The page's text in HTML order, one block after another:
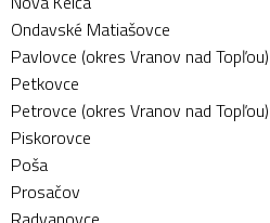
Ondavské Matiašovce
Pavlovce (okres Vranov nad Topľou)
Petkovce
Petrovce (okres Vranov nad Topľou)
Piskorovce
Poša
Prosačov